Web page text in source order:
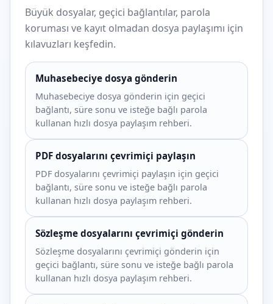
Büyük dosyalar, geçici bağlantılar, parola
koruması ve kayıt olmadan dosya paylaşımı için
kılavuzları keşfedin.
Muhasebeciye dosya gönderin
Muhasebeciye dosya gönderin için geçici
bağlantı, süre sonu ve isteğe bağlı parola
kullanan hızlı dosya paylaşım rehberi.
PDF dosyalarını çevrimiçi paylaşın
PDF dosyalarını çevrimiçi paylaşın için geçici
bağlantı, süre sonu ve isteğe bağlı parola
kullanan hızlı dosya paylaşım rehberi.
Sözleşme dosyalarını çevrimiçi gönderin
Sözleşme dosyalarını çevrimiçi gönderin için
geçici bağlantı, süre sonu ve isteğe bağlı parola
kullanan hızlı dosya paylaşım rehberi.